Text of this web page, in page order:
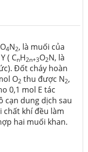
O4N2, là muối của
( CnH2n+3O2N, là
Đốt cháy hoàn
O2 thu được N2,
0,1 mol E tác
cạn dung dịch sau
khí đều làm
hai muối khan.